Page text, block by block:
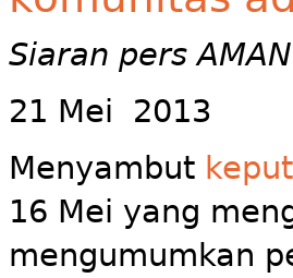
Siaran pers
21 Mei 2013
Menyambut
16 Mei yang
mengumumkan